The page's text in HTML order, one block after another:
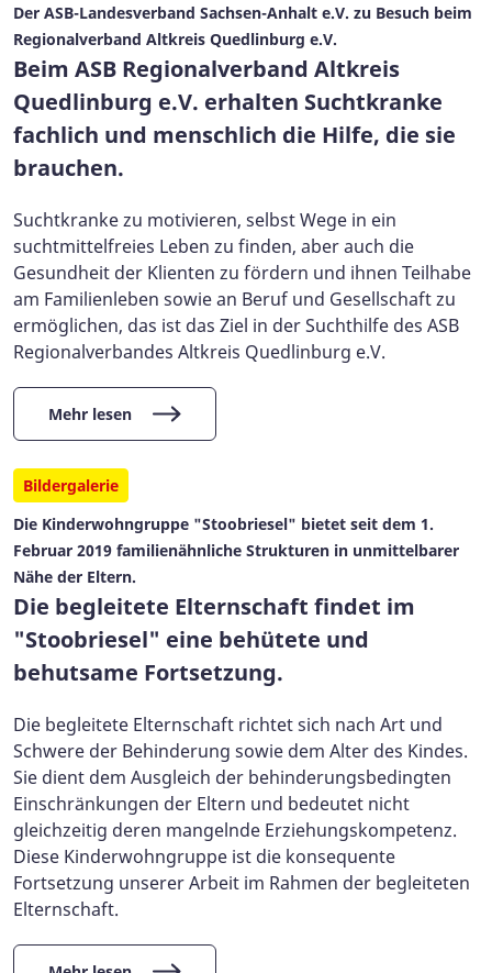
Der ASB-Landesverband Sachsen-Anhalt e.V. zu Besuch beim
Regionalverband Altkreis Quedlinburg e.V.
Beim ASB Regionalverband Altkreis
Quedlinburg e.V. erhalten Suchtkranke
fachlich und menschlich die Hilfe, die sie
brauchen.
Suchtkranke zu motivieren, selbst Wege in ein
suchtmittelfreies Leben zu finden, aber auch die
Gesundheit der Klienten zu fördern und ihnen Teilhabe
am Familienleben sowie an Beruf und Gesellschaft zu
ermöglichen, das ist das Ziel in der Suchthilfe des ASB
Regionalverbandes Altkreis Quedlinburg e.V.
Mehr lesen
Bildergalerie
Die Kinderwohngruppe "Stoobriesel" bietet seit dem 1.
Februar 2019 familienähnliche Strukturen in unmittelbarer
Nähe der Eltern.
Die begleitete Elternschaft findet im
"Stoobriesel" eine behütete und
behutsame Fortsetzung.
Die begleitete Elternschaft richtet sich nach Art und
Schwere der Behinderung sowie dem Alter des Kindes.
Sie dient dem Ausgleich der behinderungsbedingten
Einschränkungen der Eltern und bedeutet nicht
gleichzeitig deren mangelnde Erziehungskompetenz.
Diese Kinderwohngruppe ist die konsequente
Fortsetzung unserer Arbeit im Rahmen der begleiteten
Elternschaft.